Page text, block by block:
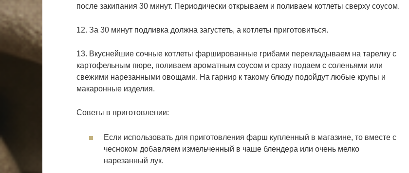
после закипания 30 минут. Периодически открываем и поливаем котлеты сверху соусом.
12. За 30 минут подливка должна загустеть, а котлеты приготовиться.
13. Вкуснейшие сочные котлеты фаршированные грибами перекладываем на тарелку с
картофельным пюре, поливаем ароматным соусом и сразу подаем с соленьями или
свежими нарезанными овощами. На гарнир к такому блюду подойдут любые крупы и
макаронные изделия.
Советы в приготовлении:
Если использовать для приготовления фарш купленный в магазине, то вместе с
чесноком добавляем измельченный в чаше блендера или очень мелко
нарезанный лук.